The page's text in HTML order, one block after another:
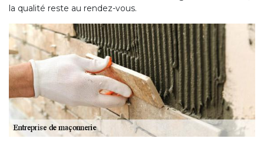
la qualité reste au rendez-vous.